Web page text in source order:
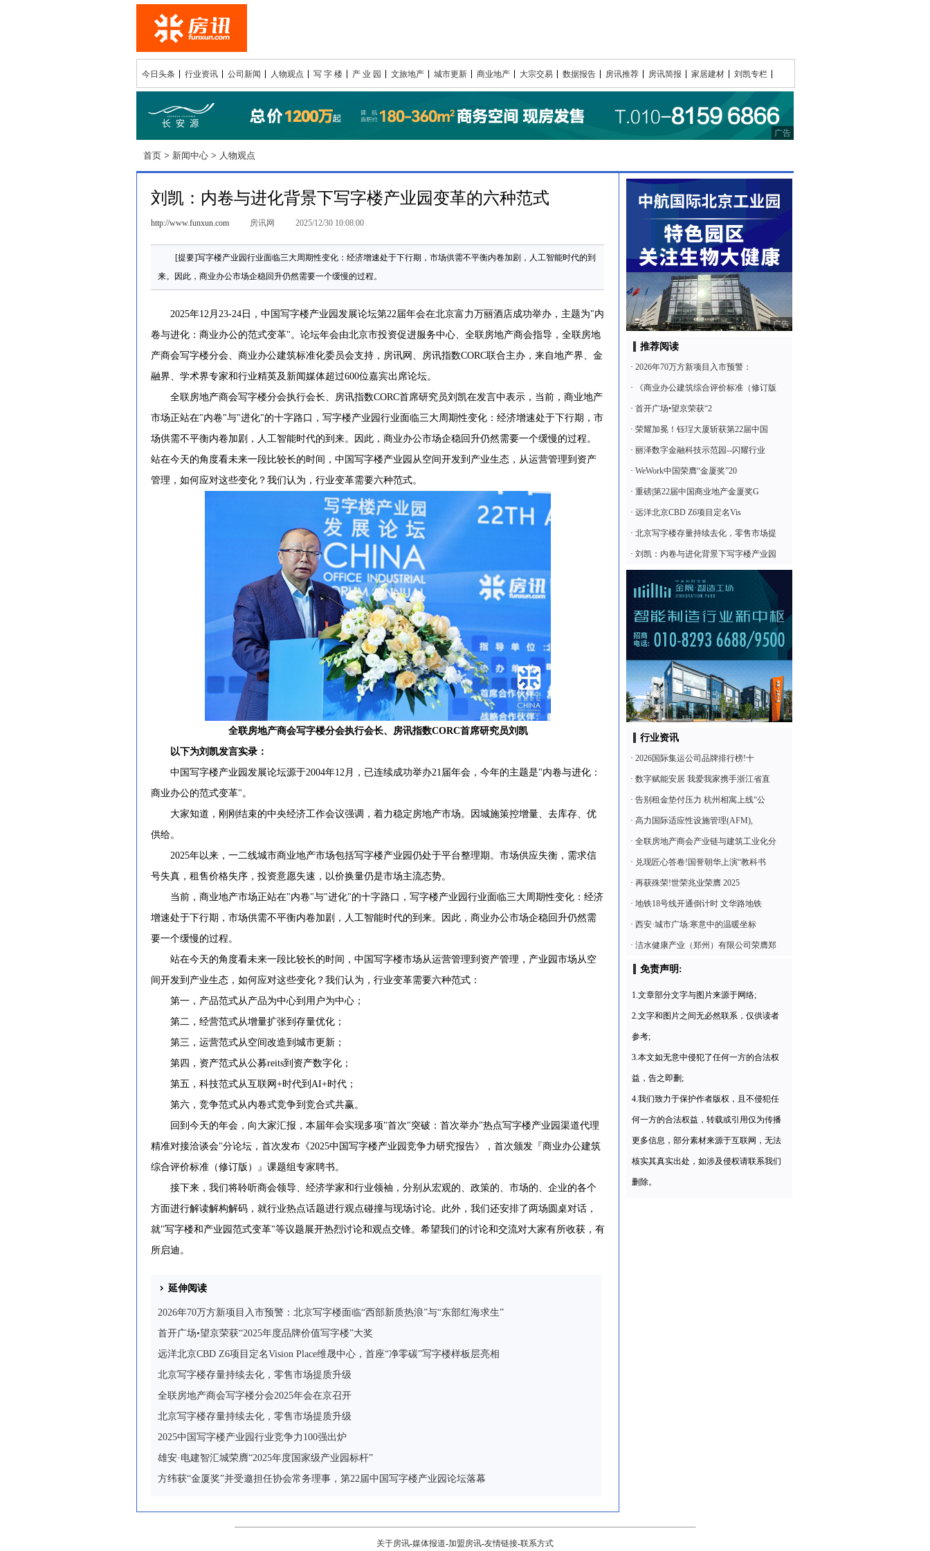
今日头条 行业资讯 公司新闻 人物观点 写 字 楼 产 业 园 文旅地产 城市更新 商业地产 大宗交易 数据报告 房讯推荐 房讯简报 家居建材 刘凯专栏
广告
首页 > 新闻中心 > 人物观点
刘凯：内卷与进化背景下写字楼产业园变革的六种范式
http://www.funxun.com 房讯网 2025/12/30 10:08:00
[提要]写字楼产业园行业面临三大周期性变化：经济增速处于下行期，市场供需不平衡内卷加剧，人工智能时代的到
来。因此，商业办公市场企稳回升仍然需要一个缓慢的过程。
2025年12月23-24日，中国写字楼产业园发展论坛第22届年会在北京富力万丽酒店成功举办，主题为"内
卷与进化：商业办公的范式变革"。论坛年会由北京市投资促进服务中心、全联房地产商会指导，全联房地
产商会写字楼分会、商业办公建筑标准化委员会支持，房讯网、房讯指数CORC联合主办，来自地产界、金
融界、学术界专家和行业精英及新闻媒体超过600位嘉宾出席论坛。
全联房地产商会写字楼分会执行会长、房讯指数CORC首席研究员刘凯在发言中表示，当前，商业地产
市场正站在"内卷"与"进化"的十字路口，写字楼产业园行业面临三大周期性变化：经济增速处于下行期，市
场供需不平衡内卷加剧，人工智能时代的到来。因此，商业办公市场企稳回升仍然需要一个缓慢的过程。
站在今天的角度看未来一段比较长的时间，中国写字楼产业园从空间开发到产业生态，从运营管理到资产
管理，如何应对这些变化？我们认为，行业变革需要六种范式。
全联房地产商会写字楼分会执行会长、房讯指数CORC首席研究员刘凯
以下为刘凯发言实录：
中国写字楼产业园发展论坛源于2004年12月，已连续成功举办21届年会，今年的主题是"内卷与进化：
商业办公的范式变革"。
大家知道，刚刚结束的中央经济工作会议强调，着力稳定房地产市场。因城施策控增量、去库存、优
供给。
2025年以来，一二线城市商业地产市场包括写字楼产业园仍处于平台整理期。市场供应失衡，需求信
号失真，租售价格失序，投资意愿失速，以价换量仍是市场主流态势。
当前，商业地产市场正站在"内卷"与"进化"的十字路口，写字楼产业园行业面临三大周期性变化：经济
增速处于下行期，市场供需不平衡内卷加剧，人工智能时代的到来。因此，商业办公市场企稳回升仍然需
要一个缓慢的过程。
站在今天的角度看未来一段比较长的时间，中国写字楼市场从运营管理到资产管理，产业园市场从空
间开发到产业生态，如何应对这些变化？我们认为，行业变革需要六种范式：
第一，产品范式从产品为中心到用户为中心；
第二，经营范式从增量扩张到存量优化；
第三，运营范式从空间改造到城市更新；
第四，资产范式从公募reits到资产数字化；
第五，科技范式从互联网+时代到AI+时代；
第六，竞争范式从内卷式竞争到竞合式共赢。
回到今天的年会，向大家汇报，本届年会实现多项"首次"突破：首次举办"热点写字楼产业园渠道代理
精准对接洽谈会"分论坛，首次发布《2025中国写字楼产业园竞争力研究报告》，首次颁发『商业办公建筑
综合评价标准（修订版）』课题组专家聘书。
接下来，我们将聆听商会领导、经济学家和行业领袖，分别从宏观的、政策的、市场的、企业的各个
方面进行解读解构解码，就行业热点话题进行观点碰撞与现场讨论。此外，我们还安排了两场圆桌对话，
就"写字楼和产业园范式变革"等议题展开热烈讨论和观点交锋。希望我们的讨论和交流对大家有所收获，有
所启迪。
延伸阅读
2026年70万方新项目入市预警：北京写字楼面临“西部新质热浪”与“东部红海求生”
首开广场•望京荣获“2025年度品牌价值写字楼”大奖
远洋北京CBD Z6项目定名Vision Place维晟中心，首座“净零碳”写字楼样板层亮相
北京写字楼存量持续去化，零售市场提质升级
全联房地产商会写字楼分会2025年会在京召开
北京写字楼存量持续去化，零售市场提质升级
2025中国写字楼产业园行业竞争力100强出炉
雄安·电建智汇城荣膺“2025年度国家级产业园标杆”
方纬获“金厦奖”并受邀担任协会常务理事，第22届中国写字楼产业园论坛落幕
广告
推荐阅读
· 2026年70万方新项目入市预警：
· 《商业办公建筑综合评价标准（修订版
· 首开广场•望京荣获“2
· 荣耀加冕！钰珵大厦斩获第22届中国
· 丽泽数字金融科技示范园--闪耀行业
· WeWork中国荣膺“金厦奖”20
· 重磅|第22届中国商业地产金厦奖G
· 远洋北京CBD Z6项目定名Vis
· 北京写字楼存量持续去化，零售市场提
· 刘凯：内卷与进化背景下写字楼产业园
行业资讯
· 2026国际集运公司品牌排行榜!十
· 数字赋能安居 我爱我家携手浙江省直
· 告别租金垫付压力 杭州相寓上线“公
· 高力国际适应性设施管理(AFM),
· 全联房地产商会产业链与建筑工业化分
· 兑现匠心答卷!国誉朝华上演“教科书
· 再获殊荣!世荣兆业荣膺 2025
· 地铁18号线开通倒计时 文华路地铁
· 西安·城市广场:寒意中的温暖坐标
· 洁水健康产业（郑州）有限公司荣膺郑
免责声明:
1.文章部分文字与图片来源于网络;
2.文字和图片之间无必然联系，仅供读者
参考;
3.本文如无意中侵犯了任何一方的合法权
益，告之即删;
4.我们致力于保护作者版权，且不侵犯任
何一方的合法权益，转载或引用仅为传播
更多信息，部分素材来源于互联网，无法
核实其真实出处，如涉及侵权请联系我们
删除。
关于房讯-媒体报道-加盟房讯-友情链接-联系方式